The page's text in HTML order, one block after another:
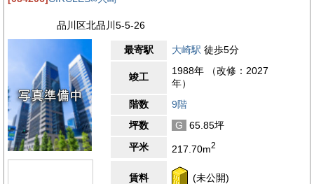
品川区北品川5-5-26
最寄駅 大崎駅 徒歩5分
竣工
1988年 （改修：2027
年）
階数
9階
坪数
G
65.85坪
平米
217.70m2
賃料 (未公開)